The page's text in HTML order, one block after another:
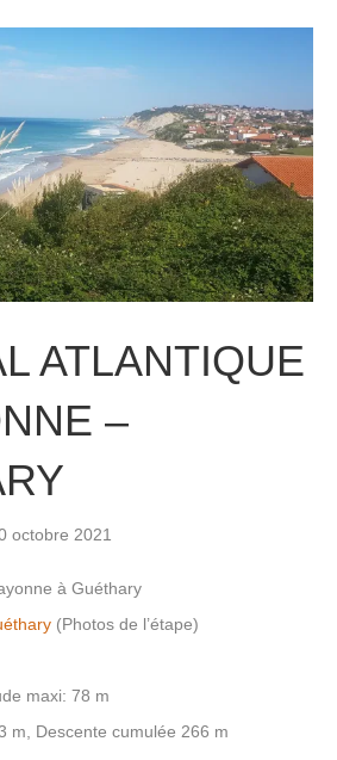
ATLANTIQUE
–
octobre 2021
à Guéthary
(Photos de l’étape)
maxi: 78 m
m, Descente cumulée 266 m